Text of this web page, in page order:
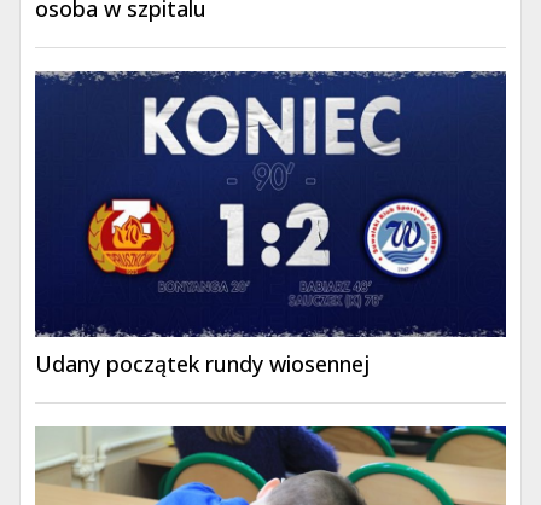
osoba w szpitalu
Udany początek rundy wiosennej